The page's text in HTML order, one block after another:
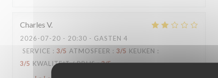
Charles V
2026-07-20 - 20:30 - GASTEN 4
SERVICE : 3/5 ATMOSFEER : 3/5 KEUKEN :
3/5 KWALITEIT / PRIJS: 3/5